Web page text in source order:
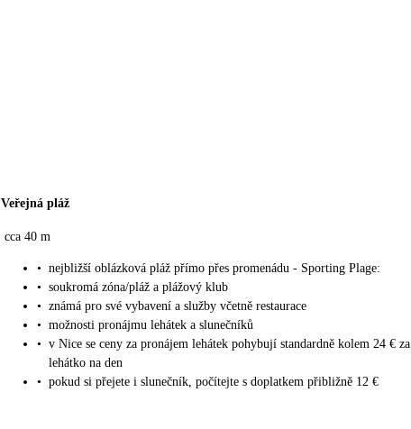
Veřejná pláž
cca 40 m
• nejbližší oblázková pláž přímo přes promenádu - Sporting Plage:
• soukromá zóna/pláž a plážový klub
• známá pro své vybavení a služby včetně restaurace
• možnosti pronájmu lehátek a slunečníků
• v Nice se ceny za pronájem lehátek pohybují standardně kolem 24 € za
lehátko na den
• pokud si přejete i slunečník, počítejte s doplatkem přibližně 12 €